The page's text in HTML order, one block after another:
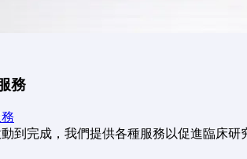
務
到完成，我們提供各種服務以促進臨床研